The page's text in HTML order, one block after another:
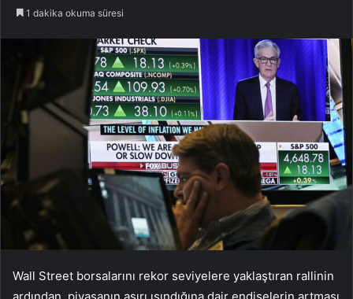
1 dakika okuma süresi
Wall Street borsalarını rekor seviyelere yaklaştıran rallinin